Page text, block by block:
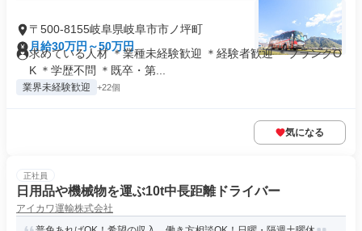
〒500-8155岐阜県岐阜市市ノ坪町
月給30万円～50万円
求めている人材 ＊業種未経験歓迎 ＊経験者歓迎 ＊ブランクO
K ＊学歴不問 ＊既卒・第...
業界未経験歓迎 +22個
気になる
正社員
日用品や機械物を運ぶ10t中長距離ドライバー
アイカワ運輸株式会社